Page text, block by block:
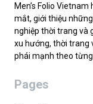
Men’s Folio
mắt, giới thiệu
nghiệp thời trang và
xu hướng, thời trang
phái mạnh theo
Pages